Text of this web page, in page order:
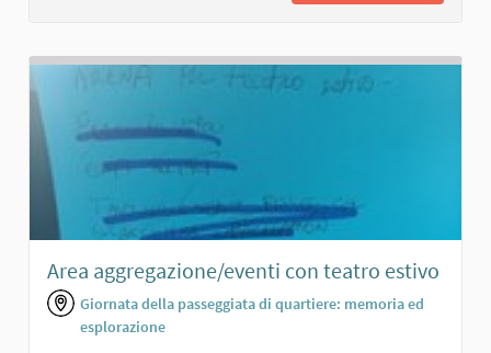
Area aggregazione/eventi con teatro estivo
Giornata della passeggiata di quartiere: memoria ed
esplorazione